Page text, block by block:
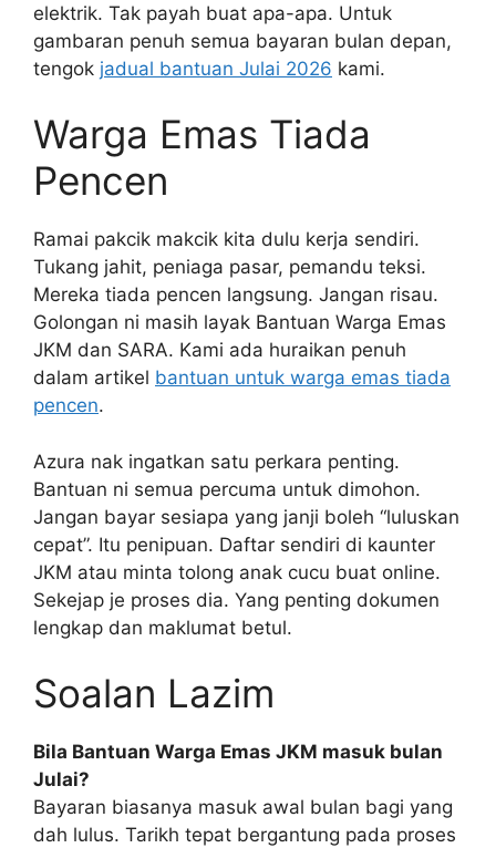
elektrik. Tak payah buat apa-apa. Untuk
gambaran penuh semua bayaran bulan depan,
tengok jadual bantuan Julai 2026 kami.
Warga Emas Tiada
Pencen
Ramai pakcik makcik kita dulu kerja sendiri.
Tukang jahit, peniaga pasar, pemandu teksi.
Mereka tiada pencen langsung. Jangan risau.
Golongan ni masih layak Bantuan Warga Emas
JKM dan SARA. Kami ada huraikan penuh
dalam artikel bantuan untuk warga emas tiada
pencen.
Azura nak ingatkan satu perkara penting.
Bantuan ni semua percuma untuk dimohon.
Jangan bayar sesiapa yang janji boleh “luluskan
cepat”. Itu penipuan. Daftar sendiri di kaunter
JKM atau minta tolong anak cucu buat online.
Sekejap je proses dia. Yang penting dokumen
lengkap dan maklumat betul.
Soalan Lazim
Bila Bantuan Warga Emas JKM masuk bulan
Julai?
Bayaran biasanya masuk awal bulan bagi yang
dah lulus. Tarikh tepat bergantung pada proses